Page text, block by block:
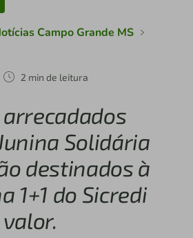
Campo Grande MS
2 min de leitura
Solidária
destinados à
1+1 do Sicredi